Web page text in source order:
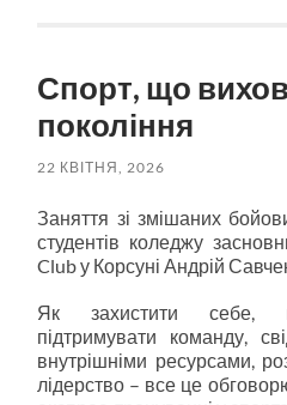
Спорт, що
покоління
22 КВІТНЯ, 2026
Заняття зі змішаних
студентів коледжу
Club у Корсуні Андрій
Як захистити себе,
підтримувати команду,
внутрішніми ресурсами,
лідерство – все це